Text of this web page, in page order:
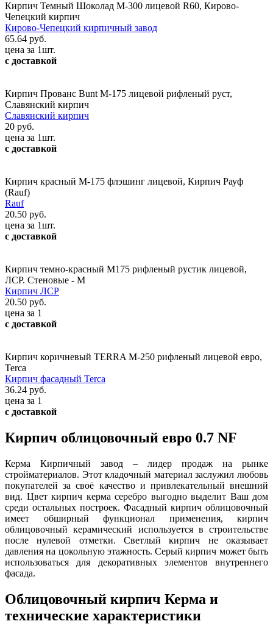
Кирпич Темный Шоколад М-300 лицевой R60, Кирово-
Чепецкий кирпич
Кирово-Чепецкий кирпичный завод
65.64 руб.
цена за 1шт.
с доставкой
Кирпич Прованс Bunt М-175 лицевой рифленый руст,
Славянский кирпич
Славянский кирпич
20 руб.
цена за 1шт.
с доставкой
Кирпич красный М-175 флэшинг лицевой, Кирпич Рауф
(Rauf)
Rauf
20.50 руб.
цена за 1шт.
с доставкой
Кирпич темно-красный М175 рифленый рустик лицевой,
ЛСР. Стеновые - М
Кирпич ЛСР
20.50 руб.
цена за 1
с доставкой
Кирпич коричневый TERRA М-250 рифленый лицевой евро,
Terca
Кирпич фасадный Terca
36.24 руб.
цена за 1
с доставкой
Кирпич облицовочный евро 0.7 NF
Керма Кирпичный завод – лидер продаж на рынке
стройматериалов. Этот кладочный материал заслужил любовь
покупателей за своё качество и привлекательный внешний
вид. Цвет кирпич керма серебро выгодно выделит Ваш дом
среди остальных построек. Фасадный кирпич облицовочный
имеет обширный функционал применения, кирпич
облицовочный керамический используется в строительстве
после нулевой отметки. Светлый кирпич не оказывает
давления на цокольную этажность. Серый кирпич может быть
использоваться для декоративных элементов внутреннего
фасада.
Облицовочный кирпич Керма и
технические характеристики